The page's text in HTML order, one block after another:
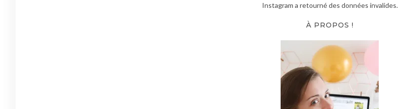
Instagram a retourné des données invalides.
À PROPOS !